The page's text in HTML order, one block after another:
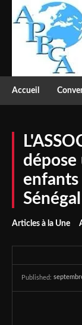
Accueil
Articles à la Une
Published: